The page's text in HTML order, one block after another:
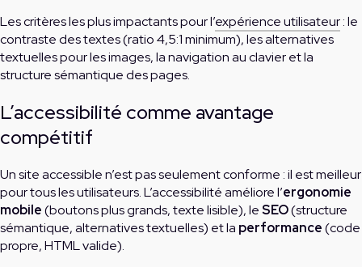
Les critères les plus impactants pour l’expérience utilisateur: le
contraste des textes (ratio 4,5:1 minimum), les alternatives
textuelles pour les images, la navigation au clavier et la
structure sémantique des pages.
L’accessibilité comme avantage
compétitif
Un site accessible n’est pas seulement conforme : il est meilleur
pour tous les utilisateurs. L’accessibilité améliore l’ergonomie
mobile(boutons plus grands, texte lisible), leSEO(structure
sémantique, alternatives textuelles) et la performance(code
propre, HTML valide).